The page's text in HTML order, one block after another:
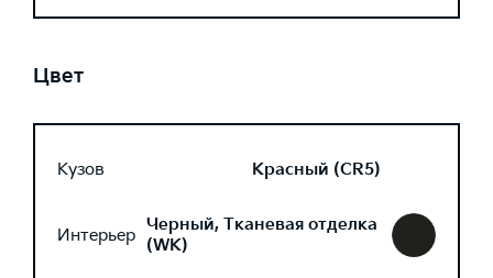
Цвет
Кузов Красный (CR5)
Интерьер Черный, Тканевая отделка
(WK)